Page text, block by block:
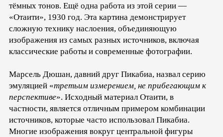
тёмных тонов. Ещё одна работа из этой серии —
«Отаити», 1930 год. Эта картина демонстрирует
сложную технику наслоения, объединяющую
изображения из самых разных источников, включая
классические работы и современные фотографии.
Марсель Дюшан, давний друг Пикабиа, назвал серию
эмуляцией «третьим измерением, не прибегающим к
перспективе». Исходный материал Отаити, в
частности, является отличным примером комбинации
источников, которые часто использовал Пикабиа.
Многие изображения вокруг центральной фигуры